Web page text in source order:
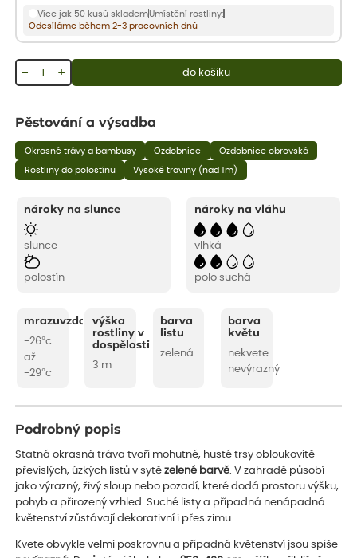
Více jak 50 kusů sklademUmístění rostliny:
Odesíláme během 2-3 pracovních dnů
+
− do košíku
Pěstování a výsadba
Okrasné trávy a bambusy Ozdobnice Ozdobnice obrovská
Rostliny do polostínu Vysoké traviny (nad 1m)
nároky na slunce
slunce
polostín
nároky na vláhu
vlhká
polo suchá
mrazuvzdornost
-26°c
až
-29°c
výška
rostliny v
dospělosti
3 m
barva
listu
zelená
barva
květu
nekvete
nevýrazný
Podrobný popis
Statná okrasná tráva tvoří mohutné, husté trsy obloukovitě
převislých, úzkých listů v sytězelené barvě. V zahradě působí
jako výrazný, živý sloup nebo pozadí, které dodá prostoru výšku,
pohyb a přirozený vzhled. Suché listy a případná nenápadná
květenství zůstávají dekorativní i přes zimu.
Kvete obvykle velmi poskrovnu a případná květenství jsou spíše